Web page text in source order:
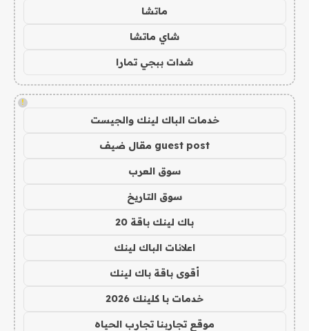
ماتشا
شاي ماتشا
شدات ببجي تمارا
!
خدمات الباك لينك والجيست
guest post مقال ضيف
سوق العرب
سوق التاريخ
باك لينك باقة 20
اعلانات الباك لينك
أقوى باقة باك لينك
خدمات با كلينك 2026
موقع تجاربنا تجارب الحياه